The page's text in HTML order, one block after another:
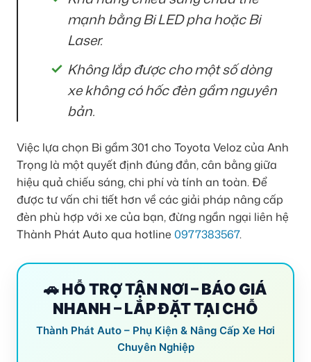
mạnh bằng Bi LED pha hoặc Bi
Laser.
Không lắp được cho một số dòng
xe không có hốc đèn gầm nguyên
bản.
Việc lựa chọn Bi gầm 301 cho Toyota Veloz của Anh
Trọng là một quyết định đúng đắn, cân bằng giữa
hiệu quả chiếu sáng, chi phí và tính an toàn. Để
được tư vấn chi tiết hơn về các giải pháp nâng cấp
đèn phù hợp với xe của bạn, đừng ngần ngại liên hệ
Thành Phát Auto qua hotline 0977383567.
🚗 HỖ TRỢ TẬN NƠI – BÁO GIÁ
NHANH – LẮP ĐẶT TẠI CHỖ
Thành Phát Auto – Phụ Kiện & Nâng Cấp Xe Hơi
Chuyên Nghiệp